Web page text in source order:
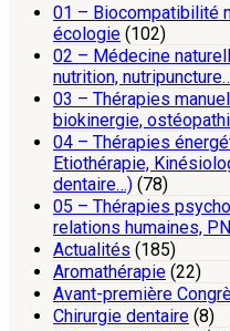
01 – Biocompatibilité
écologie (102)
02 – Médecine
nutrition,
03 – Thérapies
biokinergie,
04 – Thérapies
Etiothérapie,
dentaire…) (78)
05 – Thérapies
relations humaines,
Actualités (185)
Aromathérapie (22)
Avant-première
Chirurgie dentaire (8)